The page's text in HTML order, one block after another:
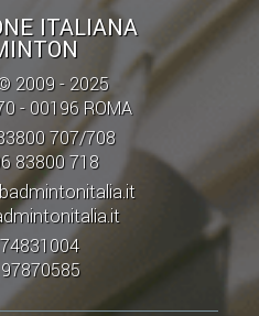
ITALIANA
2009 - 2025
- 00196 ROMA
707/708
83800 718